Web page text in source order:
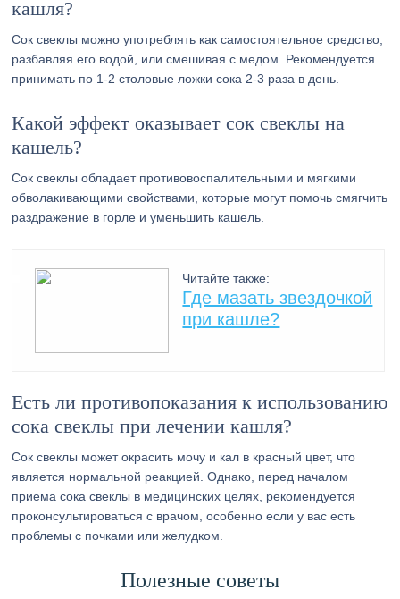
кашля?
Сок свеклы можно употреблять как самостоятельное средство,
разбавляя его водой, или смешивая с медом. Рекомендуется
принимать по 1-2 столовые ложки сока 2-3 раза в день.
Какой эффект оказывает сок свеклы на
кашель?
Сок свеклы обладает противовоспалительными и мягкими
обволакивающими свойствами, которые могут помочь смягчить
раздражение в горле и уменьшить кашель.
Читайте также:
Где мазать звездочкой
при кашле?
Есть ли противопоказания к использованию
сока свеклы при лечении кашля?
Сок свеклы может окрасить мочу и кал в красный цвет, что
является нормальной реакцией. Однако, перед началом
приема сока свеклы в медицинских целях, рекомендуется
проконсультироваться с врачом, особенно если у вас есть
проблемы с почками или желудком.
Полезные советы